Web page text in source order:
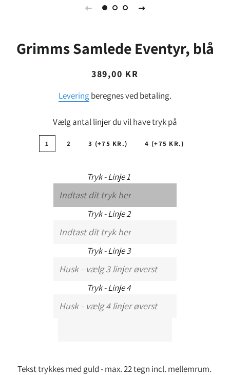
Grimms Samlede Eventyr, blå
Normalpris
Udsalgspris
389,00 KR
Leveringberegnes ved betaling.
Vælg antal linjer du vil have tryk på
1 2 3 (+75 KR.) 4 (+75 KR.)
Tryk - Linje 1
Tryk - Linje 2
Tryk - Linje 3
Tryk - Linje 4
Tekst trykkes med guld - max. 22 tegn incl. mellemrum.